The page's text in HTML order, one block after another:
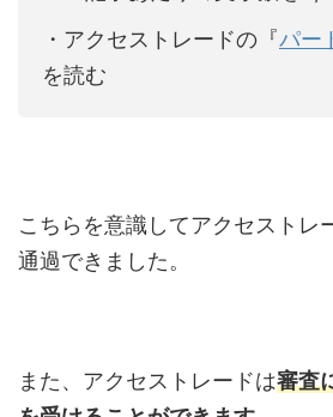
・アクセストレードの『パー
を読む
こちらを意識してアクセストレ
通過できました。
また、アクセストレードは審査